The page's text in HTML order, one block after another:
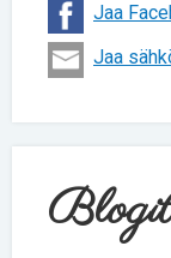
Jaa
Jaa
Blogit